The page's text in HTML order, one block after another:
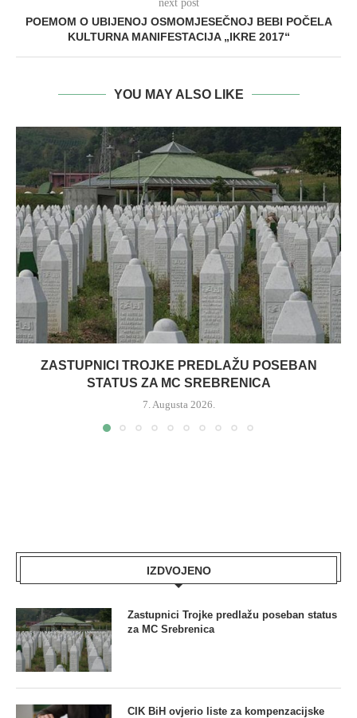
next post
POEMOM O UBIJENOJ OSMOMJESEČNOJ BEBI POČELA
KULTURNA MANIFESTACIJA „IKRE 2017“
YOU MAY ALSO LIKE
ZASTUPNICI TROJKE PREDLAŽU POSEBAN
STATUS ZA MC SREBRENICA
7. Augusta 2026.
IZDVOJENO
Zastupnici Trojke predlažu poseban status
za MC Srebrenica
CIK BiH ovjerio liste za kompenzacijske